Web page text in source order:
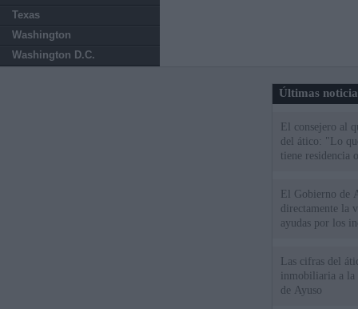
Texas
Washington
Washington D.C.
Últimas
El consejero al
del ático: "Lo
tiene residencia
El Gobierno de
directamente la
ayudas por los
Las cifras del
inmobiliaria a la
de Ayuso